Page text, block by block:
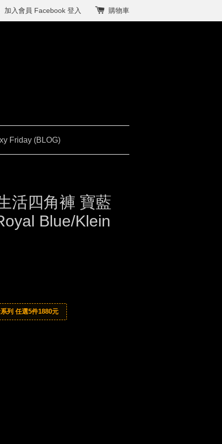
加入會員 Facebook 登入 購物車
Friday (BLOG)
活四角褲 寶藍
Blue/Klein
列 任選5件1880元